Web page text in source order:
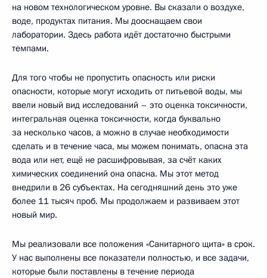
на новом технологическом уровне. Вы сказали о воздухе,
воде, продуктах питания. Мы дооснащаем свои
лаборатории. Здесь работа идёт достаточно быстрыми
темпами.
Для того чтобы не пропустить опасность или риски
опасности, которые могут исходить от питьевой воды, мы
ввели новый вид исследований – это оценка токсичности,
интегральная оценка токсичности, когда буквально
за несколько часов, а можно в случае необходимости
сделать и в течение часа, мы можем понимать, опасна эта
вода или нет, ещё не расшифровывая, за счёт каких
химических соединений она опасна. Мы этот метод
внедрили в 26 субъектах. На сегодняшний день это уже
более 11 тысяч проб. Мы продолжаем и развиваем этот
новый мир.
Мы реализовали все положения «Санитарного щита» в срок.
У нас выполнены все показатели полностью, и все задачи,
которые были поставлены в течение периода